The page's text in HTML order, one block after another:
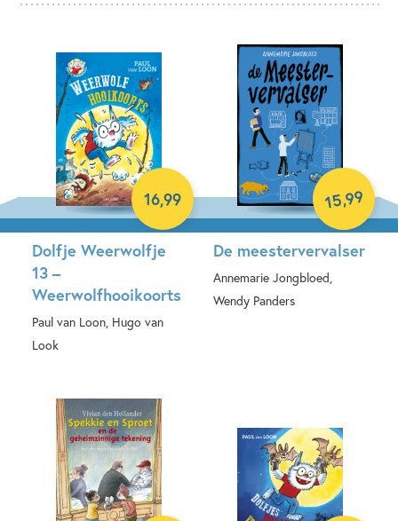
Alfabetisch (A-Z)
Prijs (oplopend)
Prijs (aflopend)
Dolfje Weerwolfje
13 –
Weerwolfhooikoorts
Paul van Loon, Hugo van
Look
16,99
De meestervervalser
Annemarie Jongbloed,
Wendy Panders
15,99